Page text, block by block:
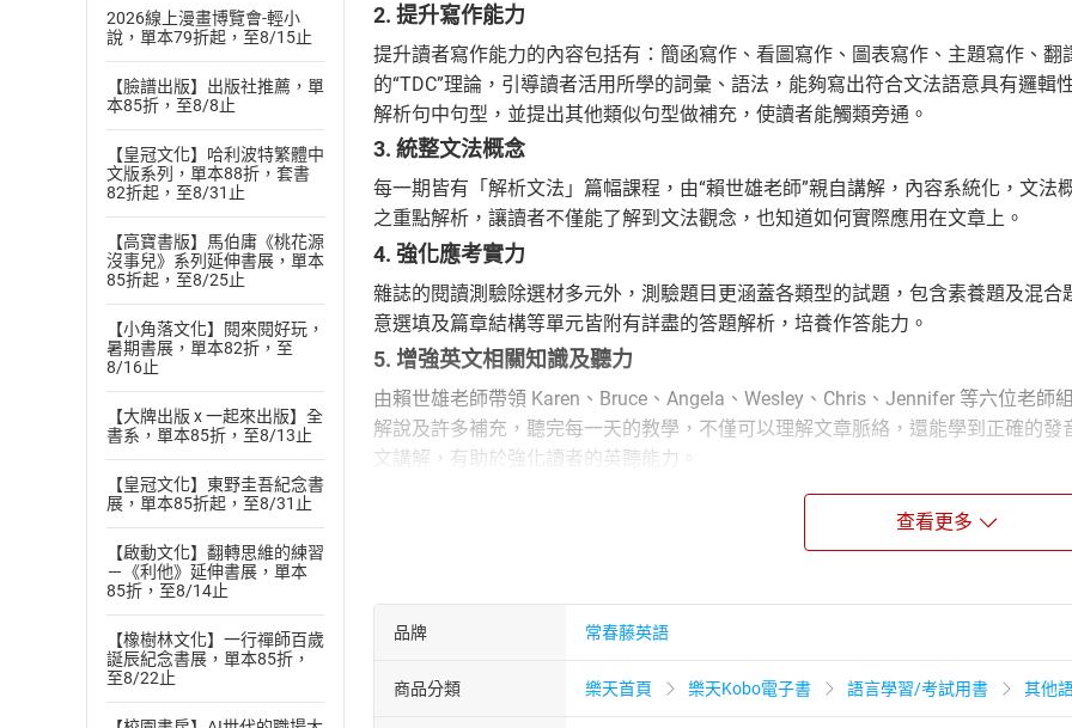
2026線上漫畫博覽會-輕小
說，單本79折起，至8/15止
【臉譜出版】出版社推薦，單
本85折，至8/8止
【皇冠文化】哈利波特繁體中
文版系列，單本88折，套書
82折起，至8/31止
【高寶書版】馬伯庸《桃花源
沒事兒》系列延伸書展，單本
85折起，至8/25止
【小角落文化】閱來閱好玩，
暑期書展，單本82折，至
8/16止
【大牌出版 x 一起來出版】全
書系，單本85折，至8/13止
【皇冠文化】東野圭吾紀念書
展，單本85折起，至8/31止
【啟動文化】翻轉思維的練習
－《利他》延伸書展，單本
85折，至8/14止
【橡樹林文化】一行禪師百歲
誕辰紀念書展，單本85折，
至8/22止
2. 提升寫作能力
提升讀者寫作能力的內容包括有：簡函寫作、看圖寫作、圖表寫作、主題寫作、
的“TDC”理論，引導讀者活用所學的詞彙、語法，能夠寫出符合文法語意具有邏
解析句中句型，並提出其他類似句型做補充，使讀者能觸類旁通。
3. 統整文法概念
每一期皆有「解析文法」篇幅課程，由“賴世雄老師”親自講解，內容系統化，文
之重點解析，讓讀者不僅能了解到文法觀念，也知道如何實際應用在文章上。
4. 強化應考實力
雜誌的閱讀測驗除選材多元外，測驗題目更涵蓋各類型的試題，包含素養題及混
意選填及篇章結構等單元皆附有詳盡的答題解析，培養作答能力。
5. 增強英文相關知識及聽力
由賴世雄老師帶領 Karen、Bruce、Angela、Wesley、Chris、Jennifer 等六位老
解說及許多補充，聽完每一天的教學，不僅可以理解文章脈絡，還能學到正確的
文講解，有助於強化讀者的英聽能力。
露營的樂趣，怎麼做都開心！
克漏字
密室逃脫：挑戰你的極限
查看更多
品牌 常春藤英語
商品分類 樂天首頁 樂天Kobo電子書 語言學習/考試用書 其他